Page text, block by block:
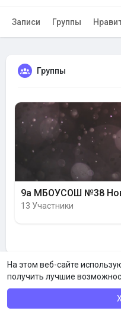
На этом веб-сайте
получить лучшие
Записи Группы
Группы
9а МБОУСОШ №38
13 Участники